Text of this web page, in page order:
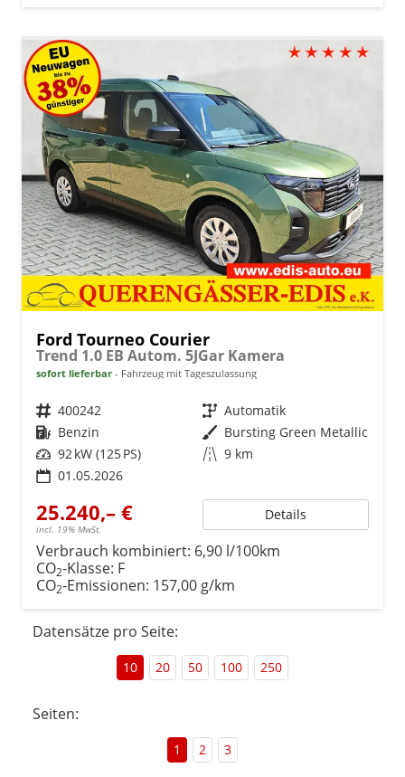
Ford Tourneo Courier
Trend 1.0 EB Autom. 5JGar Kamera
sofort lieferbar Fahrzeug mit Tageszulassung
Fahrzeugnr. 400242 Getriebe Automatik
Kraftstoff Benzin Außenfarbe Bursting Green Metallic
Leistung 92 kW (125 PS) Kilometerstand 9 km
01.05.2026
25.240,– €
incl. 19% MwSt.
Details
Verbrauch kombiniert: 6,90 l/100km
CO2-Klasse: F
CO2-Emissionen: 157,00 g/km
Datensätze pro Seite:
10 20 50 100 250
Seiten:
1 2 3